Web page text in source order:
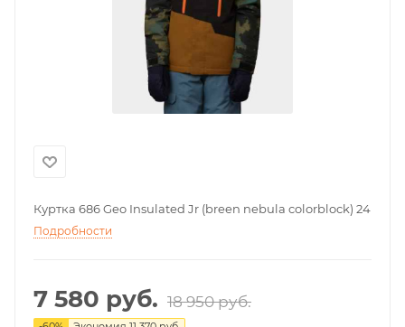
Куртка 686 Geo Insulated Jr (breen nebula colorblock) 24
Подробности
7 580 руб. 18 950руб.